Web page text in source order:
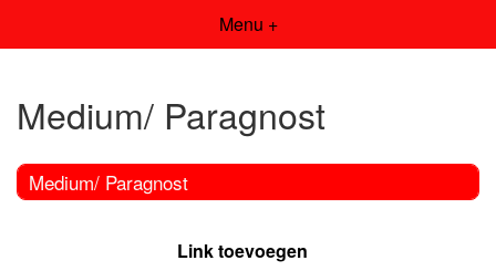
Menu +
Medium/ Paragnost
Medium/ Paragnost
Link toevoegen